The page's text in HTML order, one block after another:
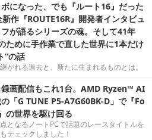
になった、でも『ルート16』だった
作『ROUTE16R』開発者インタビュ
が語るシリーズの魂。そして41年
ために手作業で直した世界に1本だけ
”の話
がれる過去と、新たに生まれるものとは。
画配信もこれ1台。AMD Ryzen™ AI
「G TUNE P5-A7G60BK-D」で『Fo
の世界を駆け回る
となるノートPCで話題のレースタイトルを
チェックしました！